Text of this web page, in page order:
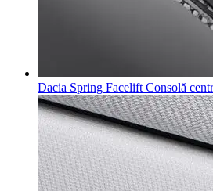
Dacia Spring Facelift Consolă